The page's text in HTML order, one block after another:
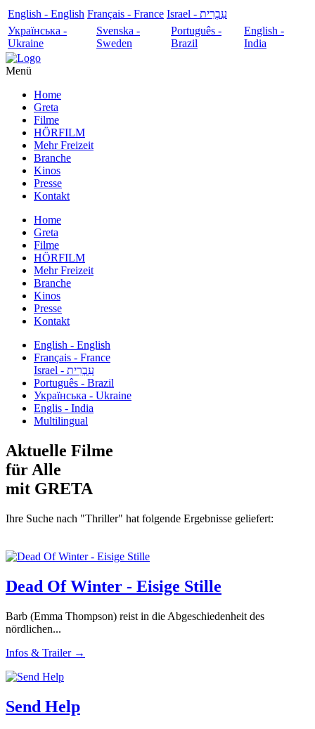
English - English Français - France
עִבְרִית - Israel
Українська -
Ukraine
Svenska -
Sweden
Português -
Brazil
English -
India
Menü
Home
Greta
Filme
HÖRFILM
Mehr Freizeit
Branche
Kinos
Presse
Kontakt
Home
Greta
Filme
HÖRFILM
Mehr Freizeit
Branche
Kinos
Presse
Kontakt
English - English
Français - France
עִבְרִית - Israel
Português - Brazil
Українська - Ukraine
Englis - India
Multilingual
Aktuelle Filme
für Alle
mit GRETA
Ihre Suche nach "Thriller" hat folgende Ergebnisse geliefert:
Dead Of Winter - Eisige Stille
Barb (Emma Thompson) reist in die Abgeschiedenheit des
nördlichen...
Infos & Trailer →
Send Help